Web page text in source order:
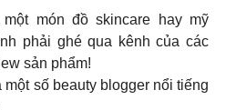
món đồ skincare hay mỹ
phải ghé qua kênh của các
sản phẩm!
số beauty blogger nổi tiếng